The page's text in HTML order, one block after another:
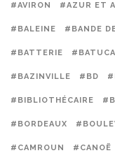
#AVIRON #AZUR ET
#BALEINE #BANDE
#BATTERIE
#BAZINVILLE #BD
#BIBLIOTHÉCAIRE
#BORDEAUX
#CAMROUN #CANOË